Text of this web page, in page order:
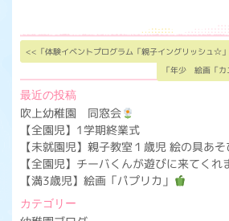
<<「体験イベントプログラム「親子イングリッシュ☆
「年少 絵画「
最近の投稿
吹上幼稚園 同窓会
【全園児】1学期終業式
【未就園児】親子教室１歳児 絵の具あ
【全園児】チーバくんが遊びに来てくれ
【満3歳児】絵画「パプリカ」
カテゴリー